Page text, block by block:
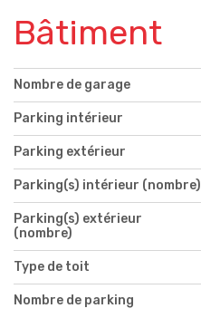
Bâtiment
Nombre de garage
Parking intérieur
Parking extérieur
Parking(s) intérieur (nombre)
Parking(s) extérieur
(nombre)
Type de toit
Nombre de parking